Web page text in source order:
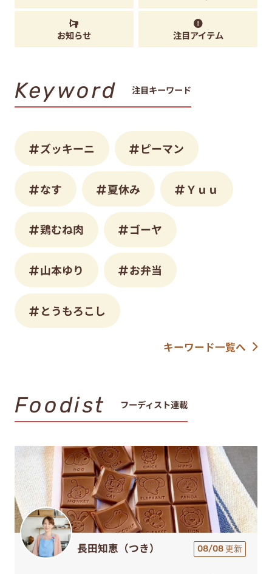
お知らせ 注目アイテム
Keyword 注目キーワード
ズッキーニ ピーマン
なす 夏休み Ｙｕｕ
鶏むね肉 ゴーヤ
山本ゆり お弁当
とうもろこし
キーワード一覧へ
Foodist フーディスト連載
長田知恵（つき） 08/08 更新